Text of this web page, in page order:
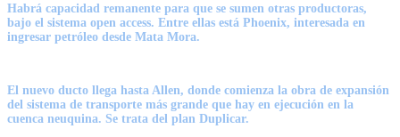
Habrá capacidad remanente para que se sumen otras productoras,
bajo el sistema open access. Entre ellas está Phoenix, interesada en
ingresar petróleo desde Mata Mora.
El nuevo ducto llega hasta Allen, donde comienza la obra de expansión
del sistema de transporte más grande que hay en ejecución en la
cuenca neuquina. Se trata del plan Duplicar.